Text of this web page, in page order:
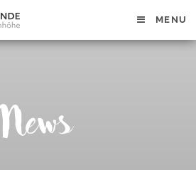
MENU
News